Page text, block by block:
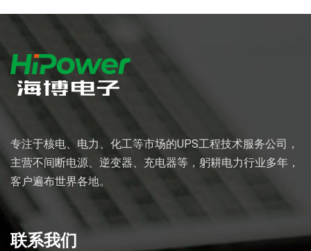
专注于核电、电力、化工等市场的UPS工程技术服务公司，
主营不间断电源、逆变器、充电器等，躬耕电力行业多年，
客户遍布世界各地。
联系我们